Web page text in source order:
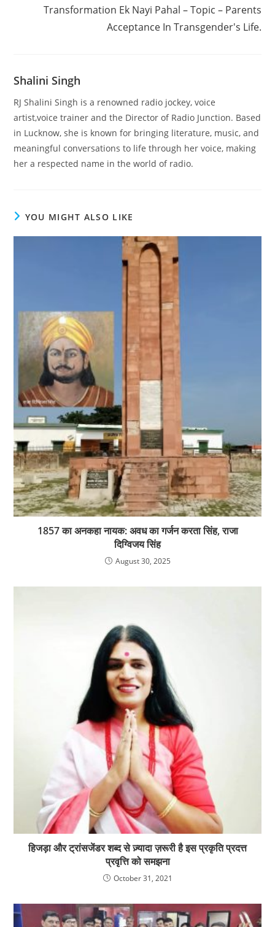
Transformation Ek Nayi Pahal – Topic – Parents
Acceptance In Transgender's Life.
Shalini Singh
RJ Shalini Singh is a renowned radio jockey, voice
artist,voice trainer and the Director of Radio Junction. Based
in Lucknow, she is known for bringing literature, music, and
meaningful conversations to life through her voice, making
her a respected name in the world of radio.
YOU MIGHT ALSO LIKE
1857 का अनकहा नायक: अवध का गर्जन करता सिंह, राजा
दिग्विजय सिंह
August 30, 2025
हिजड़ा और ट्रांसजेंडर शब्द से ज़्यादा ज़रूरी है इस प्रकृति प्रदत्त
प्रवृत्ति को समझना
October 31, 2021